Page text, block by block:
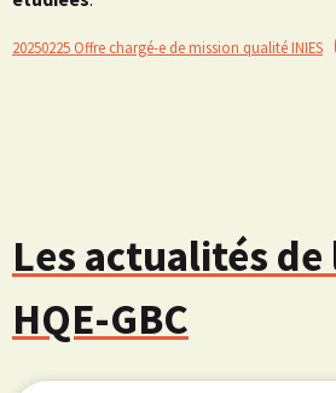
20250225 Offre chargé-e de mission qualité INIES
Les actualités
HQE-GBC